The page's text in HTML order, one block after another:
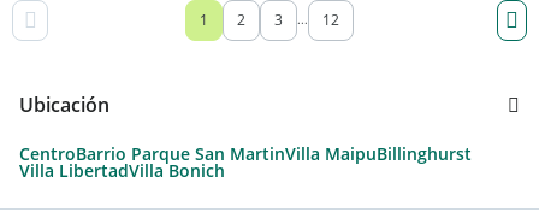
1 2 3 ... 12
Ubicación
CentroBarrio Parque San MartinVilla MaipuBillinghurst
Villa LibertadVilla Bonich